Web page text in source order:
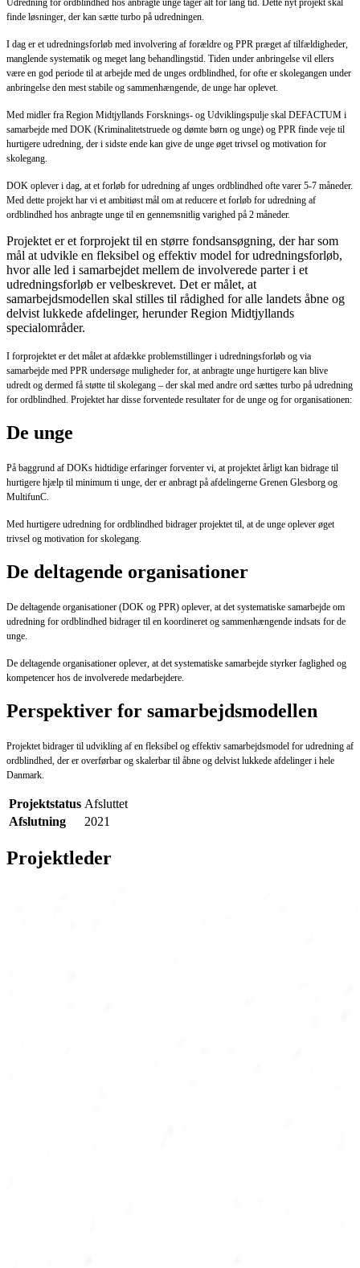
Udredning for ordblindhed hos anbragte unge tager alt for lang tid. Dette nyt projekt skal
finde løsninger, der kan sætte turbo på udredningen.
I dag er et udredningsforløb med involvering af forældre og PPR præget af tilfældigheder,
manglende systematik og meget lang behandlingstid. Tiden under anbringelse vil ellers
være en god periode til at arbejde med de unges ordblindhed, for ofte er skolegangen under
anbringelse den mest stabile og sammenhængende, de unge har oplevet.
Med midler fra Region Midtjyllands Forsknings- og Udviklingspulje skal DEFACTUM i
samarbejde med DOK (Kriminalitetstruede og dømte børn og unge) og PPR finde veje til
hurtigere udredning, der i sidste ende kan give de unge øget trivsel og motivation for
skolegang.
DOK oplever i dag, at et forløb for udredning af unges ordblindhed ofte varer 5-7 måneder.
Med dette projekt har vi et ambitiøst mål om at reducere et forløb for udredning af
ordblindhed hos anbragte unge til en gennemsnitlig varighed på 2 måneder.
Projektet er et forprojekt til en større fondsansøgning, der har som
mål at udvikle en fleksibel og effektiv model for udredningsforløb,
hvor alle led i samarbejdet mellem de involverede parter i et
udredningsforløb er velbeskrevet. Det er målet, at
samarbejdsmodellen skal stilles til rådighed for alle landets åbne og
delvist lukkede afdelinger, herunder Region Midtjyllands
specialområder.
I forprojektet er det målet at afdække problemstillinger i udredningsforløb og via
samarbejde med PPR undersøge muligheder for, at anbragte unge hurtigere kan blive
udredt og dermed få støtte til skolegang – der skal med andre ord sættes turbo på udredning
for ordblindhed. Projektet har disse forventede resultater for de unge og for organisationen:
De unge
På baggrund af DOKs hidtidige erfaringer forventer vi, at projektet årligt kan bidrage til
hurtigere hjælp til minimum ti unge, der er anbragt på afdelingerne Grenen Glesborg og
MultifunC.
Med hurtigere udredning for ordblindhed bidrager projektet til, at de unge oplever øget
trivsel og motivation for skolegang.
De deltagende organisationer
De deltagende organisationer (DOK og PPR) oplever, at det systematiske samarbejde om
udredning for ordblindhed bidrager til en koordineret og sammenhængende indsats for de
unge.
De deltagende organisationer oplever, at det systematiske samarbejde styrker faglighed og
kompetencer hos de involverede medarbejdere.
Perspektiver for samarbejdsmodellen
Projektet bidrager til udvikling af en fleksibel og effektiv samarbejdsmodel for udredning af
ordblindhed, der er overførbar og skalerbar til åbne og delvist lukkede afdelinger i hele
Danmark.
Projektstatus Afsluttet
Afslutning
2021
Projektleder